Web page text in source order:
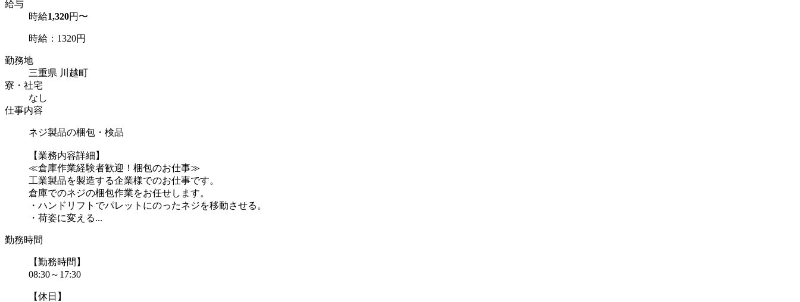
給与
時給1,320円〜
時給：1320円
勤務地
三重県 川越町
寮・社宅
なし
仕事内容
ネジ製品の梱包・検品
【業務内容詳細】
≪倉庫作業経験者歓迎！梱包のお仕事≫
工業製品を製造する企業様でのお仕事です。
倉庫でのネジの梱包作業をお任せします。
・ハンドリフトでパレットにのったネジを移動させる。
・荷姿に変える...
勤務時間
【勤務時間】
08:30～17:30
【休日】